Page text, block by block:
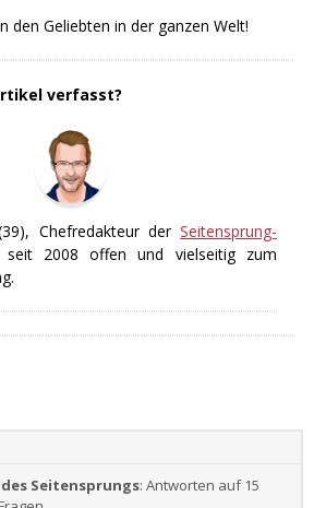
den Geliebten in der ganzen Welt!
verfasst?
Chefredakteur derSeitensprung-
2008 offen und vielseitig zum
des Seitensprungs: Antworten auf 15